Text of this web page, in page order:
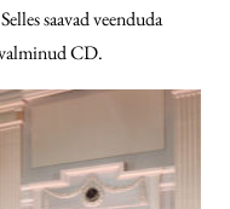
saavad veenduda
CD.